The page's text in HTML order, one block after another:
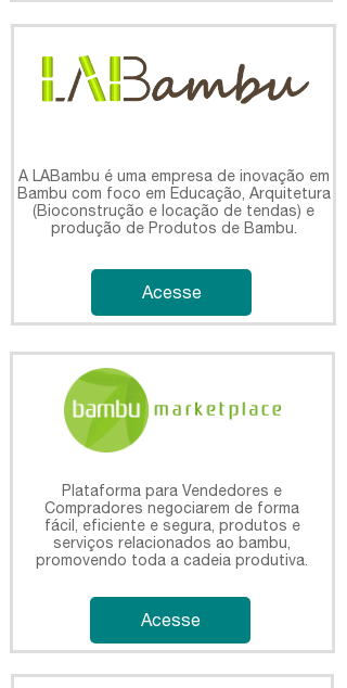
Plataforma para Vendedores e
Compradores negociarem de forma
fácil, eficiente e segura, produtos e
serviços relacionados ao bambu,
promovendo toda a cadeia produtiva.
Acesse
A LABambu é uma empresa de inovação em
Bambu com foco em Educação, Arquitetura
(Bioconstrução e locação de tendas) e
produção de Produtos de Bambu.
Acesse